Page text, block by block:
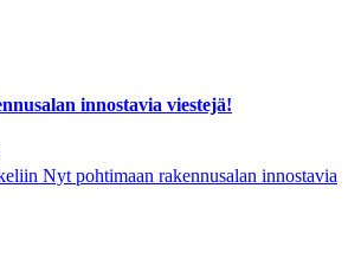
innostavia viestejä!
Nyt pohtimaan rakennusalan innostavia